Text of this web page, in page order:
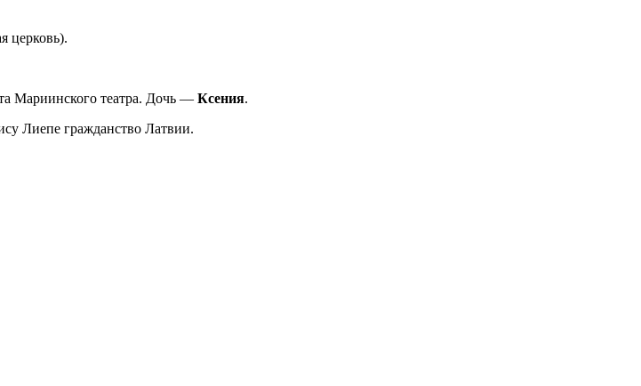
церковь).
Мариинского театра. Дочь — Ксения.
Лиепе гражданство Латвии.